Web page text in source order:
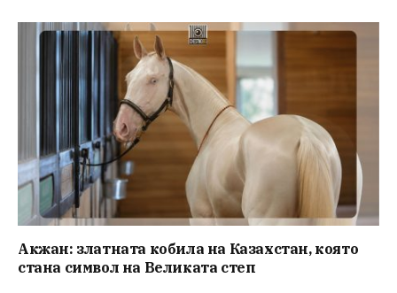
Акжан: златната кобила на Казахстан, която
стана символ на Великата степ